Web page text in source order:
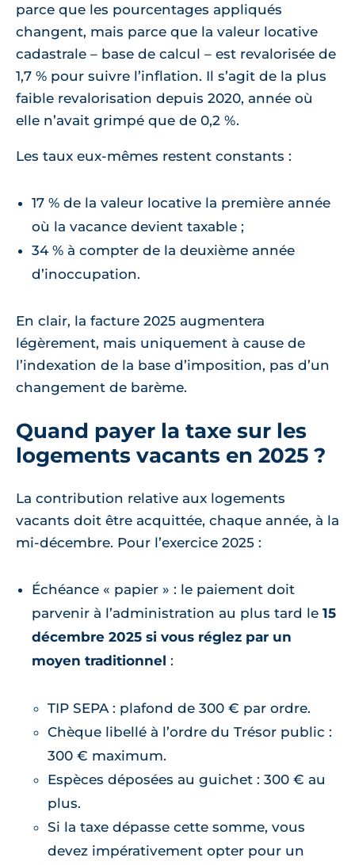
parce que les pourcentages appliqués
changent, mais parce que la valeur locative
cadastrale – base de calcul – est revalorisée de
1,7 % pour suivre l’inflation. Il s’agit de la plus
faible revalorisation depuis 2020, année où
elle n’avait grimpé que de 0,2 %.
Les taux eux-mêmes restent constants :
17 % de la valeur locative la première année
où la vacance devient taxable ;
34 % à compter de la deuxième année
d’inoccupation.
En clair, la facture 2025 augmentera
légèrement, mais uniquement à cause de
l’indexation de la base d’imposition, pas d’un
changement de barème.
Quand payer la taxe sur les
logements vacants en 2025 ?
La contribution relative aux logements
vacants doit être acquittée, chaque année, à la
mi-décembre. Pour l’exercice 2025 :
Échéance « papier » : le paiement doit
parvenir à l’administration au plus tard le 15
décembre 2025 si vous réglez par un
moyen traditionnel :
TIP SEPA : plafond de 300 € par ordre.
Chèque libellé à l’ordre du Trésor public :
300 € maximum.
Espèces déposées au guichet : 300 € au
plus.
Si la taxe dépasse cette somme, vous
devez impérativement opter pour un